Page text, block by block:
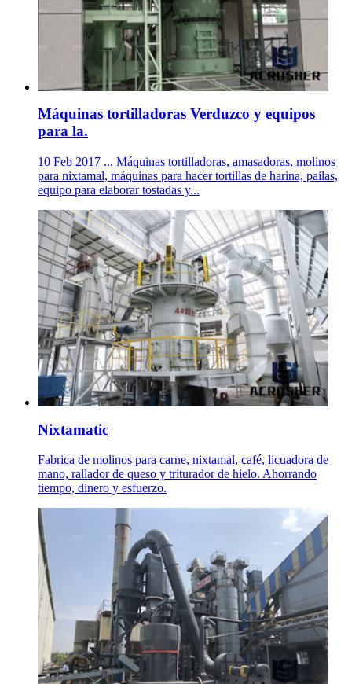
Máquinas tortilladoras Verduzco y equipos
para la.
10 Feb 2017 ... Máquinas tortilladoras, amasadoras, molinos
para nixtamal, máquinas para hacer tortillas de harina, pailas,
equipo para elaborar tostadas y...
Nixtamatic
Fabrica de molinos para carne, nixtamal, café, licuadora de
mano, rallador de queso y triturador de hielo. Ahorrando
tiempo, dinero y esfuerzo.